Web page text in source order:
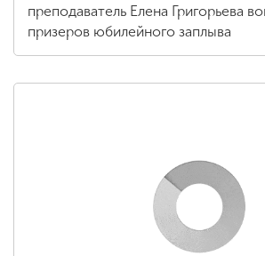
преподаватель Елена Григорьева
призеров юбилейного заплыва